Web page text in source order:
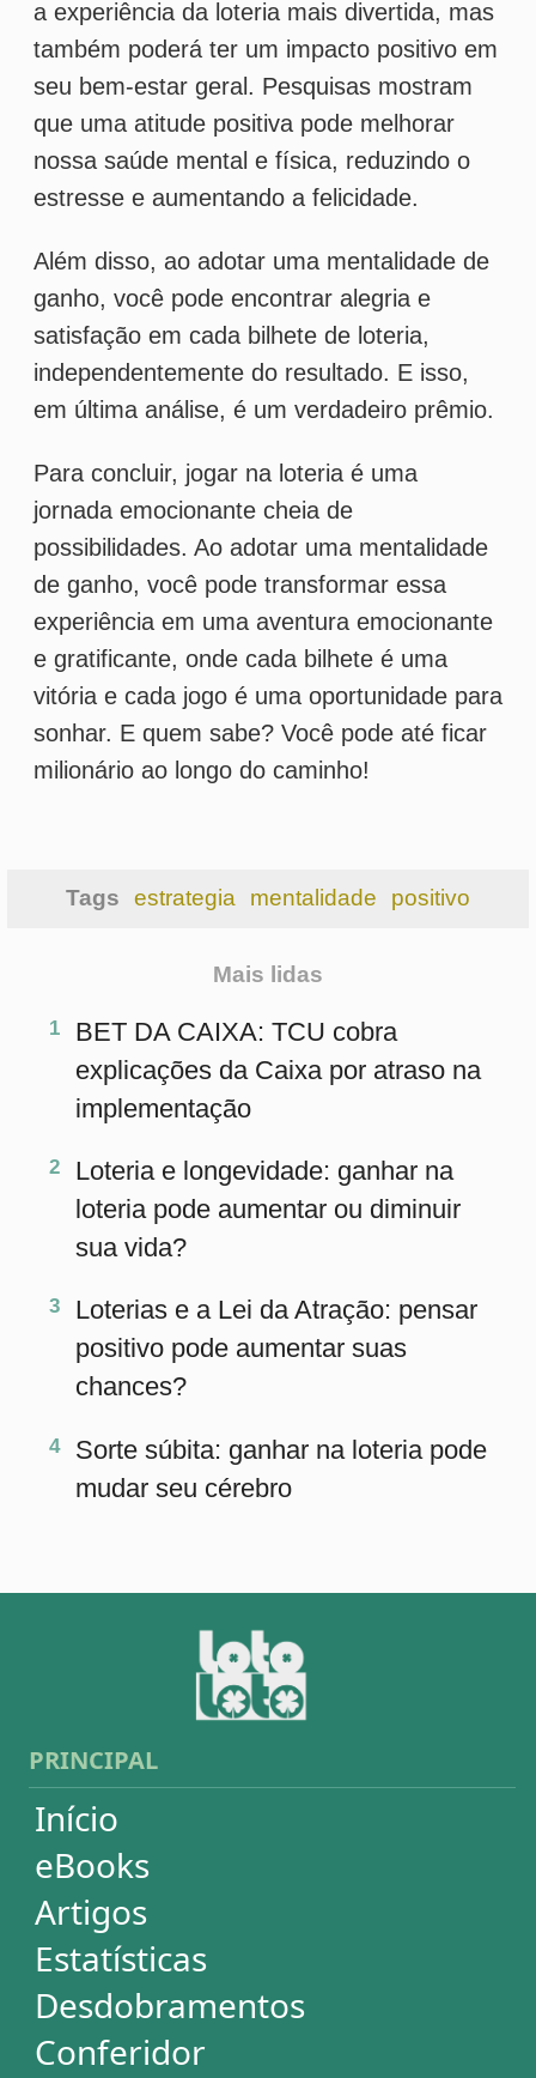
Para concluir, jogar na loteria é uma
jornada emocionante cheia de
possibilidades. Ao adotar uma mentalidade
de ganho, você pode transformar essa
experiência em uma aventura emocionante
e gratificante, onde cada bilhete é uma
vitória e cada jogo é uma oportunidade para
milionário ao longo do caminho!
Tags
Mais lidas
1
BET DA CAIXA: TCU cobra
explicações da Caixa por atraso na
implementação
2
Loteria e longevidade: ganhar na
loteria pode aumentar ou diminuir
sua vida?
Loterias e a Lei da Atração: pensar
Sorte súbita: ganhar na loteria pode
mudar seu cérebro
PRINCIPAL
Início
eBooks
Artigos
Estatísticas
Desdobramentos
Simulador
Últimos resultados
Aumente suas chances
Login / Cadastro
SORTEIOS
Mega-Sena
Lotofácil
Quina
+Milionária
Dia de Sorte
Super Sete